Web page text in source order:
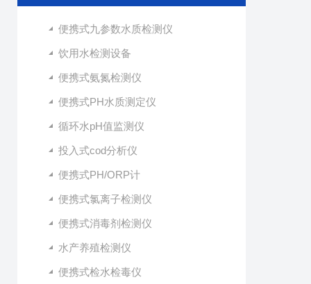
便携式九参数水质检测仪
饮用水检测设备
便携式氨氮检测仪
便携式PH水质测定仪
循环水pH值监测仪
投入式cod分析仪
便携式PH/ORP计
便携式氯离子检测仪
便携式消毒剂检测仪
水产养殖检测仪
便携式检水检毒仪